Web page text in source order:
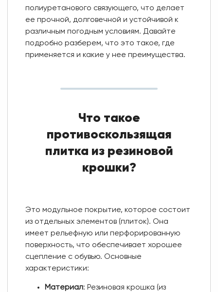
полиуретанового связующего, что делает
ее прочной, долговечной и устойчивой к
различным погодным условиям. Давайте
подробно разберем, что это такое, где
применяется и какие у нее преимущества.
Что такое
противоскользящая
плитка из резиновой
крошки?
Это модульное покрытие, которое состоит
из отдельных элементов (плиток). Она
имеет рельефную или перфорированную
поверхность, что обеспечивает хорошее
сцепление с обувью. Основные
характеристики:
Материал: Резиновая крошка (из